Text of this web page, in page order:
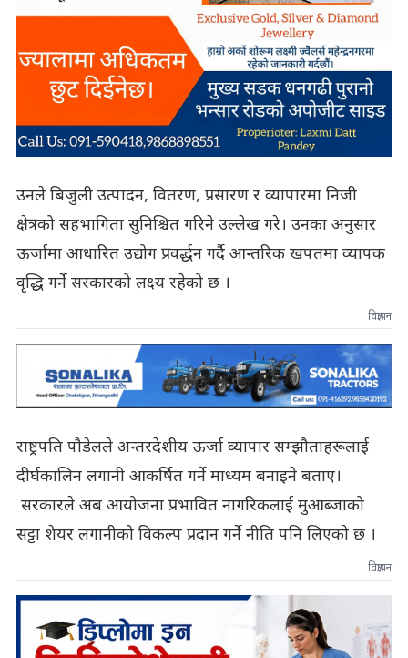
उनले बिजुली उत्पादन, वितरण, प्रसारण र व्यापारमा निजी
क्षेत्रको सहभागिता सुनिश्चित गरिने उल्लेख गरे। उनका अनुसार
ऊर्जामा आधारित उद्योग प्रवर्द्धन गर्दै आन्तरिक खपतमा व्यापक
वृद्धि गर्ने सरकारको लक्ष्य रहेको छ ।
विज्ञापन
राष्ट्रपति पाैडेलले अन्तरदेशीय ऊर्जा व्यापार सम्झौताहरूलाई
दीर्घकालिन लगानी आकर्षित गर्ने माध्यम बनाइने बताए।
सरकारले अब आयोजना प्रभावित नागरिकलाई मुआब्जाको
सट्टा शेयर लगानीको विकल्प प्रदान गर्ने नीति पनि लिएको छ ।
विज्ञापन